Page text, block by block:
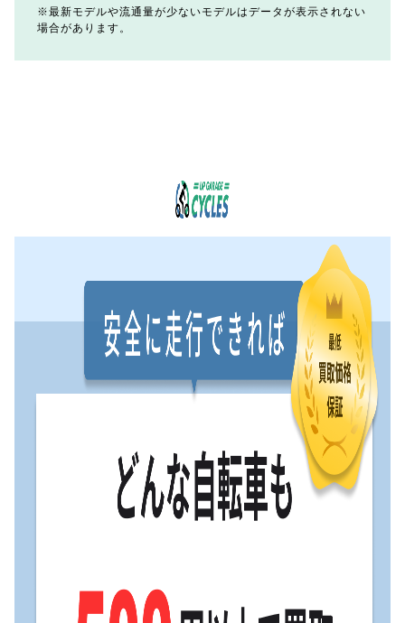
最新モデルや流通量が少ないモデルはデータが表示されない
場合があります。